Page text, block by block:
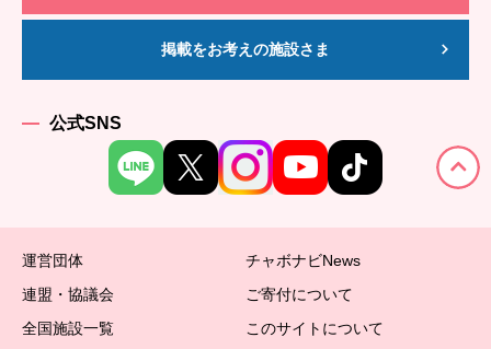
掲載をお考えの施設さま
公式SNS
運営団体
チャボナビNews
連盟・協議会
ご寄付について
全国施設一覧
このサイトについて